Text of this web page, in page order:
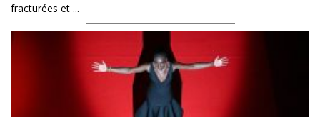
fracturées et ...